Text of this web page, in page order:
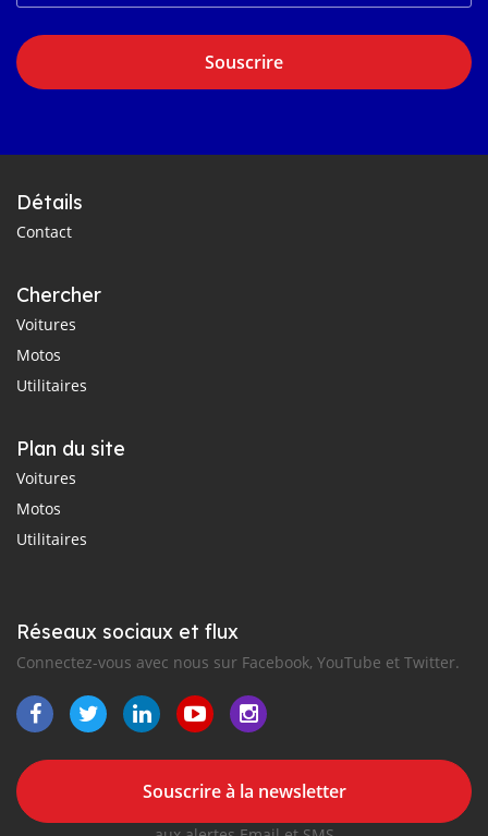
Souscrire
Détails
Contact
Chercher
Voitures
Motos
Utilitaires
Plan du site
Voitures
Motos
Utilitaires
Réseaux sociaux et flux
Connectez-vous avec nous sur Facebook, YouTube et Twitter.
Souscrire à la newsletter